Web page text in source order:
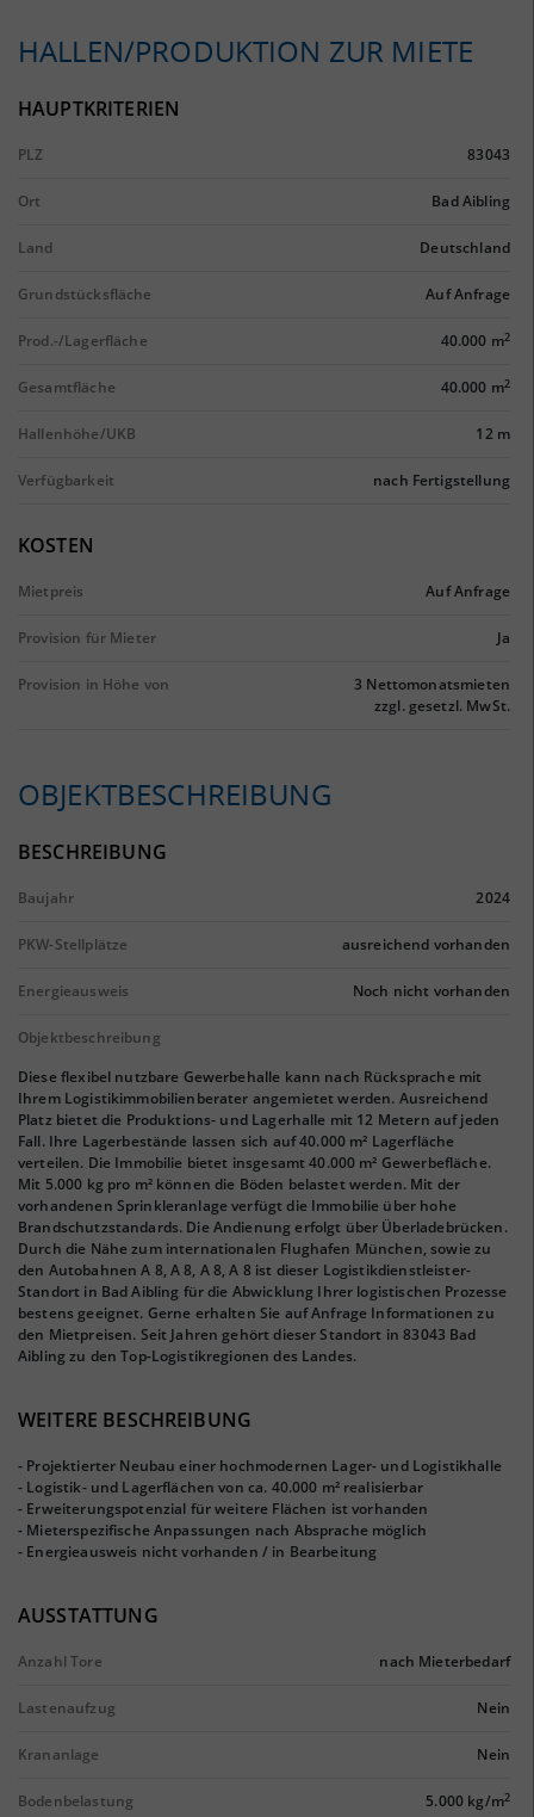
HALLEN/PRODUKTION ZUR MIETE
HAUPTKRITERIEN
PLZ 83043
Ort Bad Aibling
Land Deutschland
Grundstücksfläche Auf Anfrage
Prod.-/Lagerfläche 40.000 m2
Gesamtfläche 40.000 m2
Hallenhöhe/UKB 12 m
Verfügbarkeit nach Fertigstellung
KOSTEN
Mietpreis Auf Anfrage
Provision für Mieter Ja
Provision in Höhe von
3 Nettomonatsmieten
zzgl. gesetzl. MwSt.
OBJEKTBESCHREIBUNG
BESCHREIBUNG
Baujahr 2024
PKW-Stellplätze ausreichend vorhanden
Energieausweis Noch nicht vorhanden
Objektbeschreibung
Diese flexibel nutzbare Gewerbehalle kann nach Rücksprache mit
Ihrem Logistikimmobilienberater angemietet werden. Ausreichend
Platz bietet die Produktions- und Lagerhalle mit 12 Metern auf jeden
Fall. Ihre Lagerbestände lassen sich auf 40.000 m² Lagerfläche
verteilen. Die Immobilie bietet insgesamt 40.000 m² Gewerbefläche.
Mit 5.000 kg pro m² können die Böden belastet werden. Mit der
vorhandenen Sprinkleranlage verfügt die Immobilie über hohe
Brandschutzstandards. Die Andienung erfolgt über Überladebrücken.
Durch die Nähe zum internationalen Flughafen München, sowie zu
den Autobahnen A 8, A 8, A 8, A 8 ist dieser Logistikdienstleister-
Standort in Bad Aibling für die Abwicklung Ihrer logistischen Prozesse
bestens geeignet. Gerne erhalten Sie auf Anfrage Informationen zu
den Mietpreisen. Seit Jahren gehört dieser Standort in 83043 Bad
Aibling zu den Top-Logistikregionen des Landes.
WEITERE BESCHREIBUNG
- Projektierter Neubau einer hochmodernen Lager- und Logistikhalle
- Logistik- und Lagerflächen von ca. 40.000 m² realisierbar
- Erweiterungspotenzial für weitere Flächen ist vorhanden
- Mieterspezifische Anpassungen nach Absprache möglich
- Energieausweis nicht vorhanden / in Bearbeitung
AUSSTATTUNG
Anzahl Tore nach Mieterbedarf
Lastenaufzug Nein
Krananlage Nein
Bodenbelastung 5.000 kg/m2